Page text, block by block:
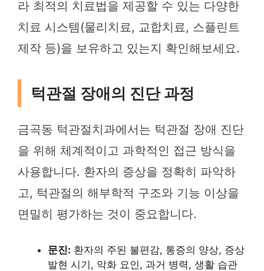
라 최적의 치료법을 제공할 수 있는 다양한
치료 시스템(물리치료, 교합치료, 스플린트
제작 등)을 보유하고 있는지 확인해보세요.
턱관절 장애의 진단 과정
금곡동 턱관절치과에서는 턱관절 장애 진단
을 위해 체계적이고 과학적인 접근 방식을
사용합니다. 환자의 증상을 정확히 파악하
고, 턱관절의 해부학적 구조와 기능 이상을
면밀히 평가하는 것이 중요합니다.
문진: 환자의 주된 불편감, 통증의 양상, 증상
발현 시기, 악화 요인, 과거 병력, 생활 습관